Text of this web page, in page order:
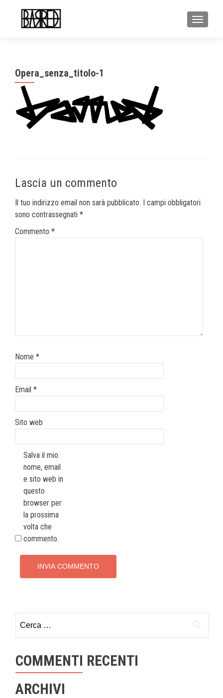
Opera_senza_titolo-1
Lascia un commento
Il tuo indirizzo email non sarà pubblicato. I campi obbligatori
sono contrassegnati *
Commento *
Nome *
Email *
Sito web
Salva il mio
nome, email
e sito web in
questo
browser per
la prossima
volta che
commento.
per:
COMMENTI RECENTI
ARCHIVI